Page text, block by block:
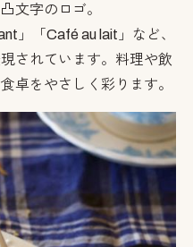
文字のロゴ。
」「Café au lait」など、
されています。料理や飲
卓をやさしく彩ります。